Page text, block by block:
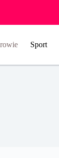
Sport